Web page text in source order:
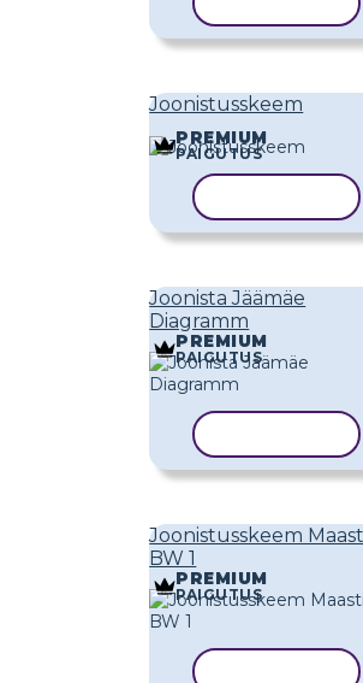
Joonistusskeem
PREMIUM
PAIGUTUS
Joonista Jäämäe
Diagramm
PREMIUM
PAIGUTUS
Joonistusskeem
BW 1
PREMIUM
PAIGUTUS